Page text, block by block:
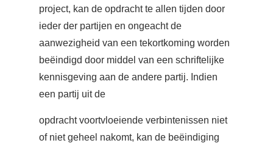
project, kan de opdracht te allen tijden door
ieder der partijen en ongeacht de
aanwezigheid van een tekortkoming worden
beëindigd door middel van een schriftelijke
kennisgeving aan de andere partij. Indien
een partij uit de
opdracht voortvloeiende verbintenissen niet
of niet geheel nakomt, kan de beëindiging